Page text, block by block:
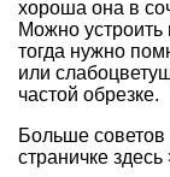
хороша она в
Можно
тогда нужно
или
частой обрезке.
Больше
страничке здесь